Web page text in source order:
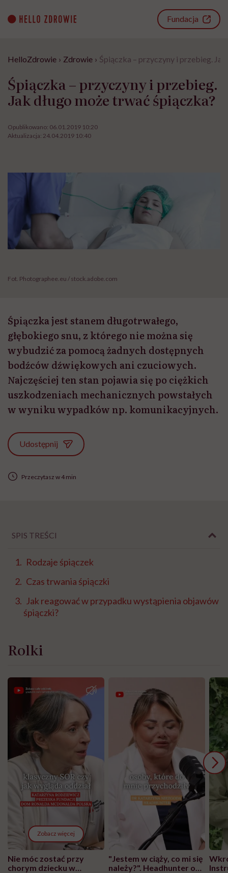
content
Fundacja
HelloZdrowie › Zdrowie › Śpiączka – przyczyny i przebieg.
Śpiączka – przyczyny i przebieg.
Jak długo może trwać śpiączka?
Opublikowano: 06.01.2019 10:20
Aktualizacja: 24.04.2019 10:40
Fot. Photographee.eu / stock.adobe.com
Śpiączka jest stanem długotrwałego,
głębokiego snu, z którego nie można się
wybudzić za pomocą żadnych dostępnych
bodźców dźwiękowych ani czuciowych.
Najczęściej ten stan pojawia się po ciężkich
uszkodzeniach mechanicznych powstałych
w wyniku wypadków np. komunikacyjnych.
Udostępnij
Przeczytasz w 4 min
SPIS TREŚCI
Rodzaje śpiączek
Czas trwania śpiączki
Jak reagować w przypadku wystąpienia objawów
śpiączki?
Rolki
Zobacz więcej
Nie móc zostać przy
chorym dziecku w
"Jestem w ciąży, co mi się
należy?". Headhunter o